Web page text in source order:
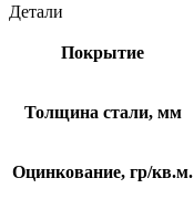
Детали
Покрытие
Толщина стали, мм
Оцинкование, гр/кв.м.